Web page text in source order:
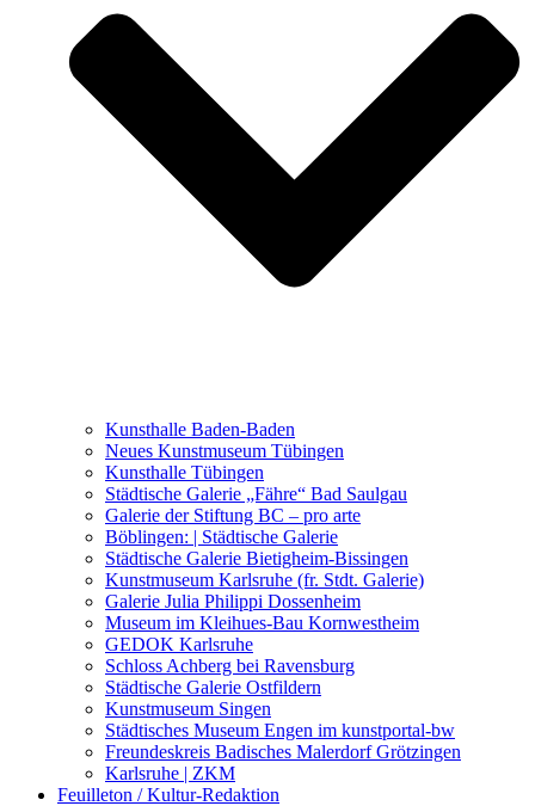
Was seither geschah
Kunstwettbewerbe, Ausschreibungen für Künstler
Kunsthalle Baden-Baden
Neues Kunstmuseum Tübingen
Kunsthalle Tübingen
Städtische Galerie „Fähre“ Bad Saulgau
Galerie der Stiftung BC – pro arte
Böblingen: | Städtische Galerie
Städtische Galerie Bietigheim-Bissingen
Kunstmuseum Karlsruhe (fr. Stdt. Galerie)
Galerie Julia Philippi Dossenheim
Museum im Kleihues-Bau Kornwestheim
GEDOK Karlsruhe
Schloss Achberg bei Ravensburg
Städtische Galerie Ostfildern
Kunstmuseum Singen
Städtisches Museum Engen im kunstportal-bw
Freundeskreis Badisches Malerdorf Grötzingen
Karlsruhe | ZKM
Feuilleton / Kultur-Redaktion